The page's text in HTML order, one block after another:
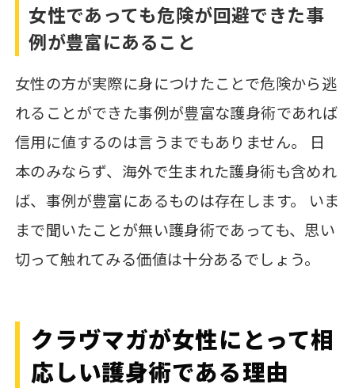
女性であっても危険が回避できた事
例が豊富にあること
女性の方が実際に身につけたことで危険から逃
れることができた事例が豊富な護身術であれば
信用に値するのは言うまでもありません。 日
本のみならず、海外で生まれた護身術も含めれ
ば、事例が豊富にあるものは存在します。 いま
まで聞いたことが無い護身術であっても、思い
切って触れてみる価値は十分あるでしょう。
クラヴマガが女性にとって相
応しい護身術である理由